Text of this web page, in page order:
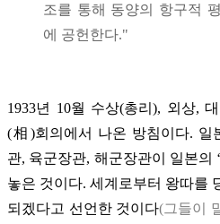
조를 통해 동양의 항구적
에 공헌한다."
1933년 10월 수상(총리), 외상,
(相)회의에서 나온 방침이다. 일
관, 육군장관, 해군장관이 일본의
놓은 것이다. 세계로부터 왕따를
되겠다고 선언한 것이다(그들이